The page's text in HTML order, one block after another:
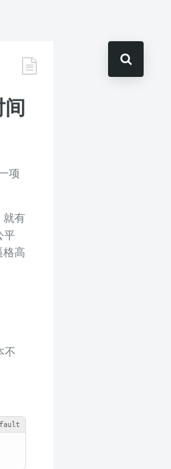
项
就有
平
格高
不